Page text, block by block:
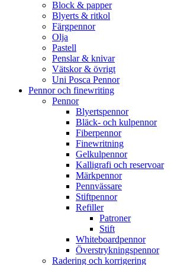
Block & papper
Blyerts & ritkol
Färgpennor
Olja
Pastell
Penslar & knivar
Vätskor & övrigt
Uni Posca Pennor
Pennor och finewriting
Pennor
Blyertspennor
Bläck- och kulpennor
Fiberpennor
Finewritning
Gelkulpennor
Kalligrafi och reservoar
Märkpennor
Pennvässare
Stiftpennor
Refiller
Patroner
Stift
Whiteboardpennor
Överstrykningspennor
Radering och korrigering